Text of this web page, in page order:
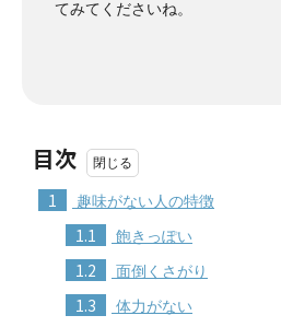
てみてくださいね。
目次
1 趣味がない人の特徴
1.1 飽きっぽい
1.2 面倒くさがり
1.3 体力がない